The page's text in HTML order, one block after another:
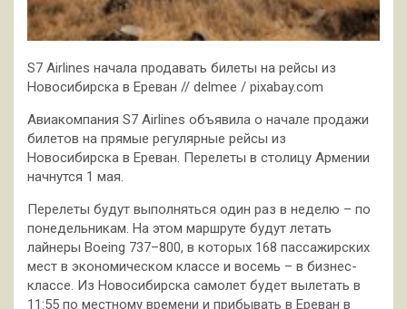
S7 Airlines начала продавать билеты на рейсы из
Новосибирска в Ереван // delmee / pixabay.com
Авиакомпания S7 Airlines объявила о начале продажи
билетов на прямые регулярные рейсы из
Новосибирска в Ереван. Перелеты в столицу Армении
начнутся 1 мая.
Перелеты будут выполняться один раз в неделю – по
понедельникам. На этом маршруте будут летать
лайнеры Boeing 737–800, в которых 168 пассажирских
мест в экономическом классе и восемь – в бизнес-
классе. Из Новосибирска самолет будет вылетать в
11:55 по местному времени и прибывать в Ереван в